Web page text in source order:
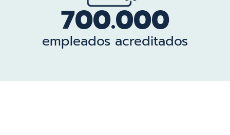
700.000
empleados acreditados